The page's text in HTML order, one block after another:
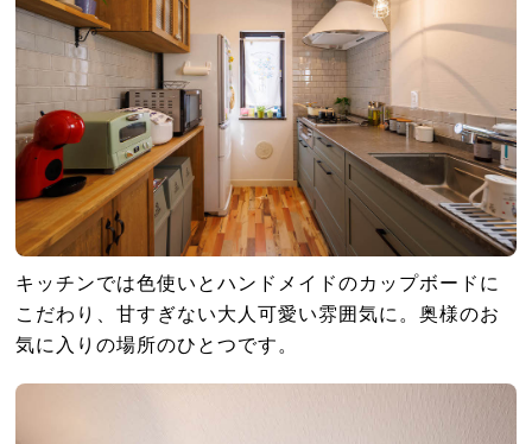
キッチンでは色使いとハンドメイドのカップボードに
こだわり、甘すぎない大人可愛い雰囲気に。奥様のお
気に入りの場所のひとつです。